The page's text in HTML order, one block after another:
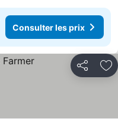
Consulter les prix
Partager